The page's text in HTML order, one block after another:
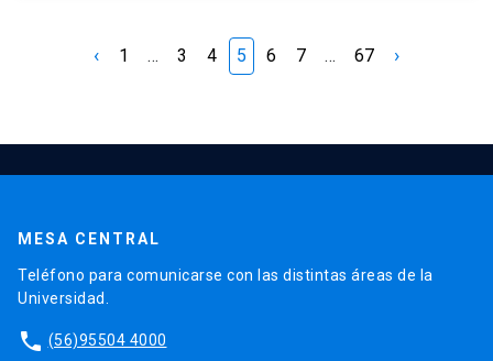
‹ 1 … 3 4 5 6 7 … 67 ›
MESA CENTRAL
Teléfono para comunicarse con las distintas áreas de la
Universidad.
phone (56)95504 4000